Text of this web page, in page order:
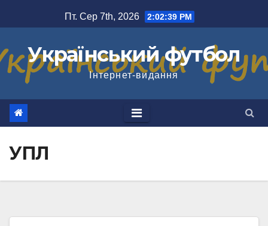
до
Пт. Сер 7th, 2026 2:02:40 PM
Український футбол
Інтернет-видання
УПЛ